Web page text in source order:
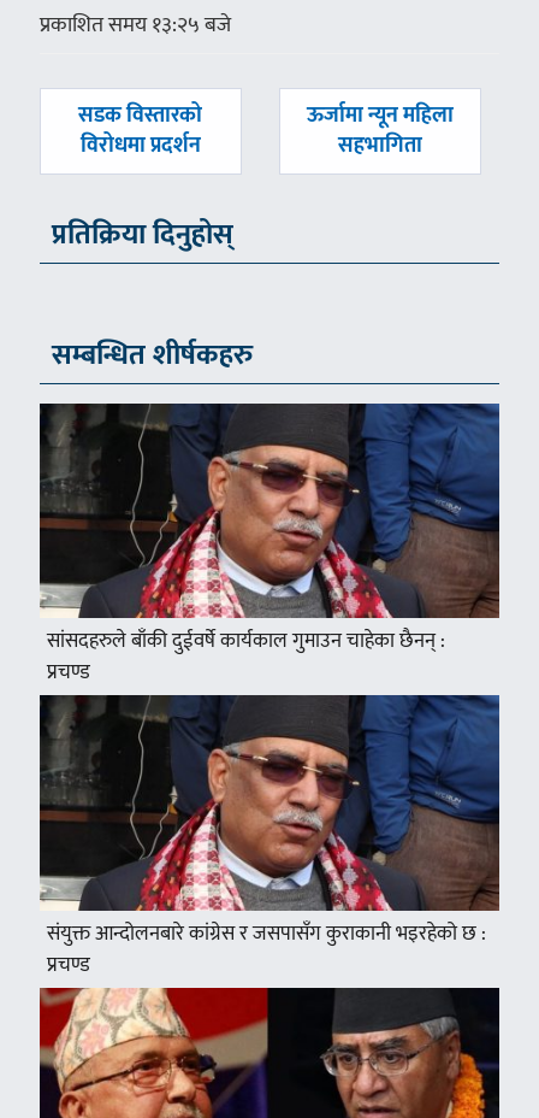
प्रकाशित समय १३:२५ बजे
पछिल्लाे
-
सडक विस्तारको
विरोधमा प्रदर्शन
अघिल्लाे
ऊर्जामा न्यून महिला
सहभागिता
प्रतिक्रिया दिनुहोस्
सम्बन्धित शीर्षकहरु
सांसदहरुले बाँकी दुईवर्षे कार्यकाल गुमाउन चाहेका छैनन् :
प्रचण्ड
संयुक्त आन्दोलनबारे कांग्रेस र जसपासँग कुराकानी भइरहेको छ :
प्रचण्ड